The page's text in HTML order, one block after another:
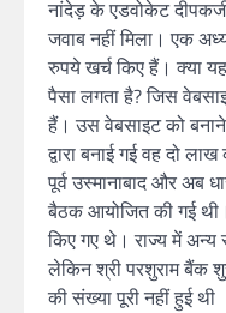
नांदेड़ के एडवोकेट
जवाब नहीं मिला। एक
रुपये खर्च किए हैं। क्या
पैसा लगता है?जिस
हैं। उस वेबसाइट को
द्वारा बनाई गई वह दो
पूर्व उस्मानाबाद और अब
बैठक आयोजित की गई थी।
किए गए थे। राज्य में अन्य
लेकिन श्री परशुराम बैंक
की संख्या पूरी नहीं हुई थी